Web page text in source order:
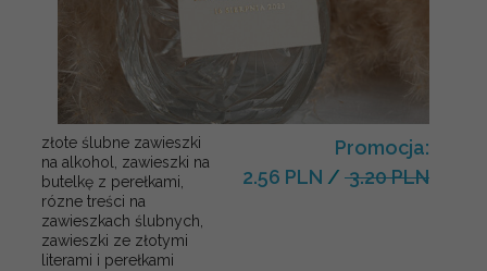
złote ślubne zawieszki
na alkohol, zawieszki na
butelkę z perełkami,
rózne treści na
zawieszkach ślubnych,
zawieszki ze złotymi
literami i perełkami
Promocja:
2.56 PLN / 3.20 PLN